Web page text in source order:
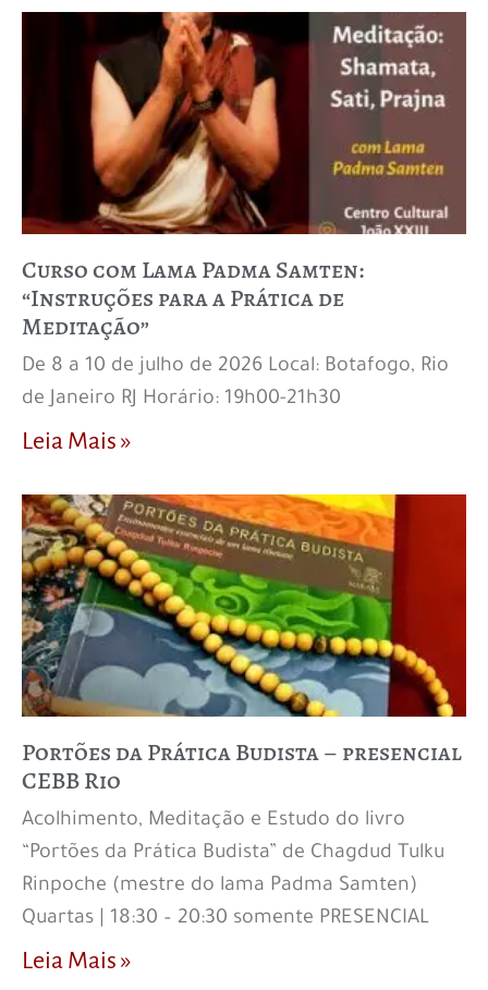
Curso com Lama Padma Samten:
“Instruções para a Prática de
Meditação”
De 8 a 10 de julho de 2026 Local: Botafogo, Rio
de Janeiro RJ Horário: 19h00-21h30
Leia Mais »
Portões da Prática Budista – presencial
CEBB Rio
Acolhimento, Meditação e Estudo do livro
“Portões da Prática Budista” de Chagdud Tulku
Rinpoche (mestre do lama Padma Samten)
Quartas | 18:30 – 20:30 somente PRESENCIAL
Leia Mais »